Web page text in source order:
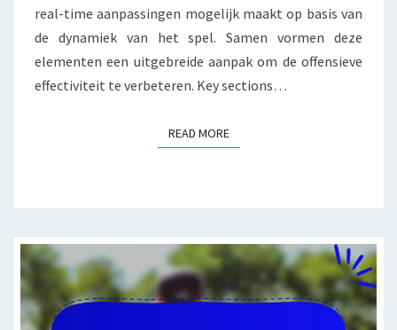
real-time aanpassingen mogelijk maakt op basis van
de dynamiek van het spel. Samen vormen deze
elementen een uitgebreide aanpak om de offensieve
effectiviteit te verbeteren. Key sections…
READ MOREREAD MORE